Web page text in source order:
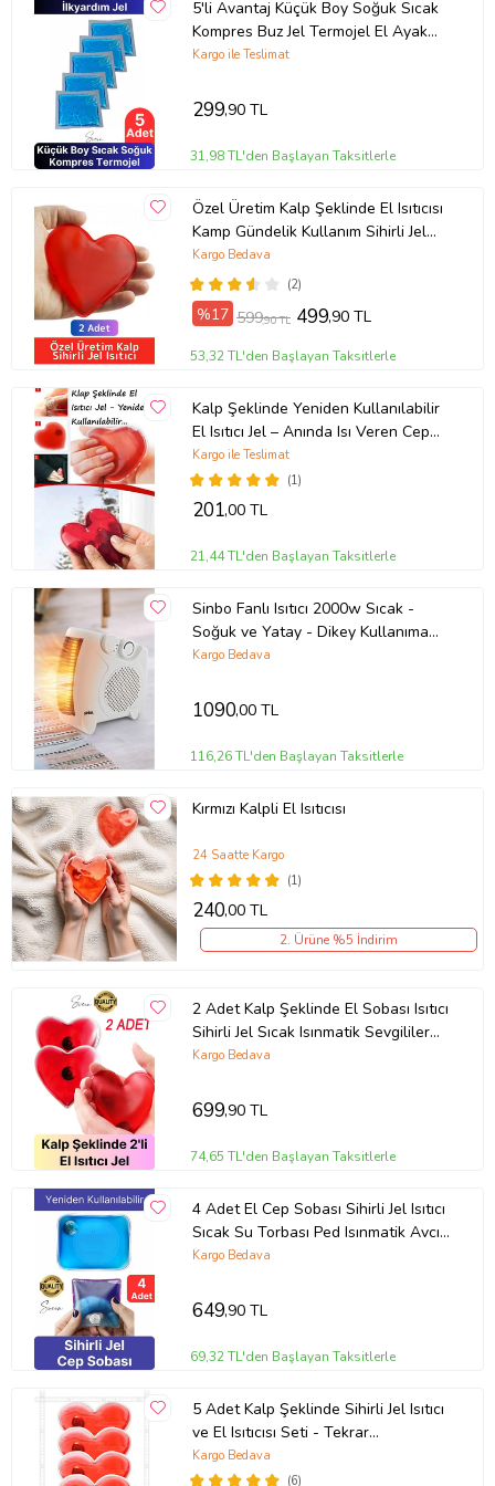
5'li Avantaj Küçük Boy Soğuk Sıcak
Kompres Buz Jel Termojel El Ayak
Diz Ağrı Tekrar Kullanılabilir
Kargo ile Teslimat
299,90 TL
31,98 TL'den Başlayan Taksitlerle
Özel Üretim Kalp Şeklinde El Isıtıcısı
Kamp Gündelik Kullanım Sihirli Jel
Isıtıcı Cep Sobası 2 Adet
(2)
Kargo Bedava
%17 599,90 TL 499,90 TL
53,32 TL'den Başlayan Taksitlerle
Kalp Şeklinde Yeniden Kullanılabilir
El Isıtıcı Jel – Anında Isı Veren Cep
Isıtıcı
(1)
Kargo ile Teslimat
201,00 TL
21,44 TL'den Başlayan Taksitlerle
Sinbo Fanlı Isıtıcı 2000w Sıcak -
Soğuk ve Yatay - Dikey Kullanıma
Uygun SFH-6940
Kargo Bedava
1090,00 TL
116,26 TL'den Başlayan Taksitlerle
Kırmızı Kalpli El Isıtıcısı
(1)
24 Saatte Kargo
240,00 TL
2. Ürüne %5 İndirim
2 Adet Kalp Şeklinde El Sobası Isıtıcı
Sihirli Jel Sıcak Isınmatik Sevgililer
günü Hediyelik Kış Cep
Kargo Bedava
699,90 TL
74,65 TL'den Başlayan Taksitlerle
4 Adet El Cep Sobası Sihirli Jel Isıtıcı
Sıcak Su Torbası Ped Isınmatik Avcı
Balıkçı Dağcı Kamp
Kargo Bedava
649,90 TL
69,32 TL'den Başlayan Taksitlerle
5 Adet Kalp Şeklinde Sihirli Jel Isıtıcı
ve El Isıtıcısı Seti - Tekrar
Kullanılabilir Pratik Cep Isıtma Pedi
(Kırmızı)
(6)
Kargo Bedava